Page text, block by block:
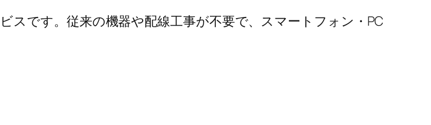
スです。従来の機器や配線工事が不要で、スマートフォン・PC